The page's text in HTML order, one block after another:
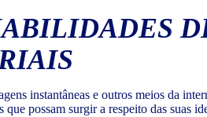
instantâneas e outros meios da
possam surgir a respeito das suas